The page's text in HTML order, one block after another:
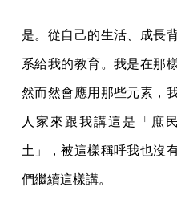
是。從自己的生活、成長
系給我的教育。我是在那
然而然會應用那些元素，
人家來跟我講這是「庶
土」，被這樣稱呼我也沒
們繼續這樣講。